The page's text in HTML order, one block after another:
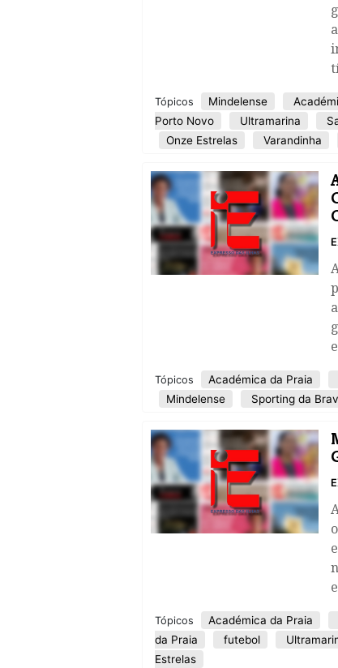
Tópicos Mindelense
Porto Novo
Ultramarina
Onze Estrelas
Varandinha
Tópicos Académica da Praia
Mindelense
Sporting da
Tópicos Académica da Praia
da Praia
futebol
Estrelas